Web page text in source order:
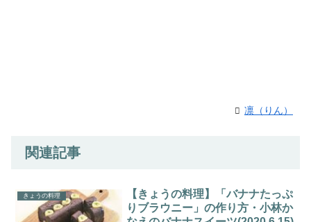
凛（りん）
関連記事
きょうの料理
【きょうの料理】「バナナたっぷ
りブラウニー」の作り方・小林か